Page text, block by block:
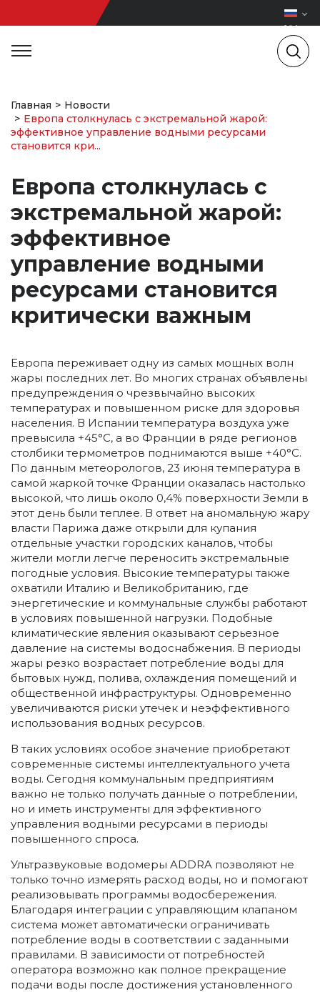
Главная
Новости
Европа столкнулась с экстремальной жарой:
эффективное управление водными ресурсами
становится кри...
Европа столкнулась с
экстремальной жарой:
эффективное
управление водными
ресурсами становится
критически важным
Европа переживает одну из самых мощных волн
жары последних лет. Во многих странах объявлены
предупреждения о чрезвычайно высоких
температурах и повышенном риске для здоровья
населения. В Испании температура воздуха уже
превысила +45°C, а во Франции в ряде регионов
столбики термометров поднимаются выше +40°C.
По данным метеорологов, 23 июня температура в
самой жаркой точке Франции оказалась настолько
высокой, что лишь около 0,4% поверхности Земли в
этот день были теплее. В ответ на аномальную жару
власти Парижа даже открыли для купания
отдельные участки городских каналов, чтобы
жители могли легче переносить экстремальные
погодные условия. Высокие температуры также
охватили Италию и Великобританию, где
энергетические и коммунальные службы работают
в условиях повышенной нагрузки. Подобные
климатические явления оказывают серьезное
давление на системы водоснабжения. В периоды
жары резко возрастает потребление воды для
бытовых нужд, полива, охлаждения помещений и
общественной инфраструктуры. Одновременно
увеличиваются риски утечек и неэффективного
использования водных ресурсов.
В таких условиях особое значение приобретают
современные системы интеллектуального учета
воды. Сегодня коммунальным предприятиям
важно не только получать данные о потреблении,
но и иметь инструменты для эффективного
управления водными ресурсами в периоды
повышенного спроса.
Ультразвуковые водомеры ADDRA позволяют не
только точно измерять расход воды, но и помогают
реализовывать программы водосбережения.
Благодаря интеграции с управляющим клапаном
система может автоматически ограничивать
потребление воды в соответствии с заданными
правилами. В зависимости от потребностей
оператора возможно как полное прекращение
подачи воды после достижения установленного